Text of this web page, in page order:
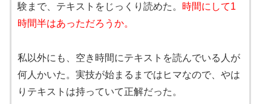
験まで、テキストをじっくり読めた。 時間にして1
時間半はあっただろうか。
私以外にも、空き時間にテキストを読んでいる人が
何人かいた。実技が始まるまではヒマなので、やは
りテキストは持っていて正解だった。